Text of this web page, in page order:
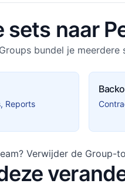
sets naar
bundel je
Reports
Verwijder de Group-